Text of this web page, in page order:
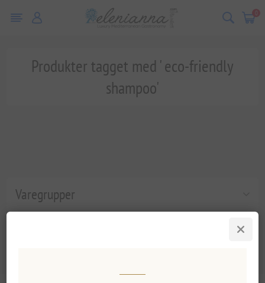
0
Varegrupper
Produkter tagget med ' eco-friendly
shampoo'